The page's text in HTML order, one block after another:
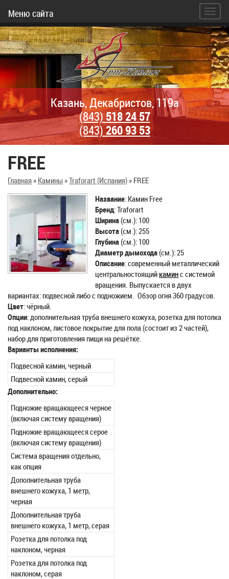
Меню сайта
Казань, Декабристов, 119а
(843)518 24 57
(843)260 93 53
FREE
Главная» Камины»Traforart (Испания)» FREE
Название: Камин Free
Бренд: Traforart
Ширина(см.): 100
Высота(см.): 255
Глубина(см.): 100
Диаметр дымохода(см.): 25
Описание: современный металлический
центральностоящий каминс системой
вращения. Выпускается в двух
вариантах: подвесной либо с подножием. Обзор огня 360 градусов.
Цвет: чёрный.
Опции: дополнительная труба внешнего кожуха, розетка для потолка
под наклоном, листовое покрытие для пола (состоит из 2 частей),
набор для приготовления пищи на решётке.
Варианты исполнения:
Подвесной камин, черный
Подвесной камин, серый
Дополнительно:
Подножие вращающееся черное
(включая систему вращения)
Подножие вращающееся серое
(включая систему вращения)
Система вращения отдельно,
как опция
Дополнительная труба
внешнего кожуха, 1 метр,
черная
Дополнительная труба
внешнего кожуха, 1 метр, серая
Розетка для потолка под
наклоном, черная
Розетка для потолка под
наклоном, серая